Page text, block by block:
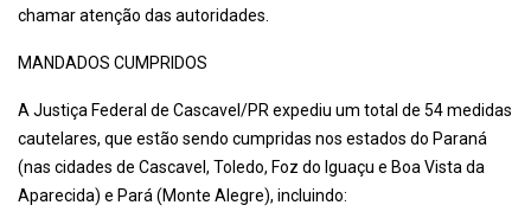
chamar atenção das autoridades.
MANDADOS CUMPRIDOS
A Justiça Federal de Cascavel/PR expediu um total de 54 medidas
cautelares, que estão sendo cumpridas nos estados do Paraná
(nas cidades de Cascavel, Toledo, Foz do Iguaçu e Boa Vista da
Aparecida) e Pará (Monte Alegre), incluindo: